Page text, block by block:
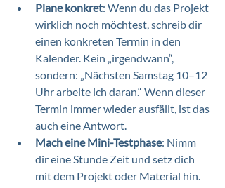
Plane konkret: Wenn du das Projekt
wirklich noch möchtest, schreib dir
einen konkreten Termin in den
Kalender. Kein „irgendwann“,
sondern: „Nächsten Samstag 10–12
Uhr arbeite ich daran.“ Wenn dieser
Termin immer wieder ausfällt, ist das
auch eine Antwort.
Mach eine Mini-Testphase: Nimm
dir eine Stunde Zeit und setz dich
mit dem Projekt oder Material hin.